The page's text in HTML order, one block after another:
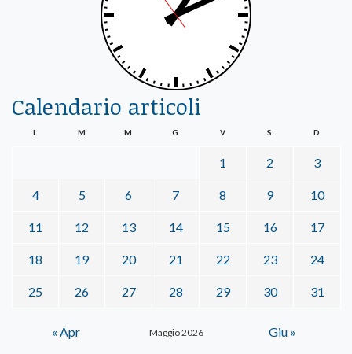
Calendario articoli
Maggio 2026
L M M G V S D
1 2 3
4 5 6 7 8 9 10
11 12 13 14 15 16 17
18 19 20 21 22 23 24
25 26 27 28 29 30 31
« Apr Giu »